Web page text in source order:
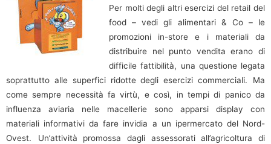
Per molti degli altri esercizi del retail del
food – vedi gli alimentari & Co – le
promozioni in-store e i materiali da
distribuire nel punto vendita erano di
difficile fattibilità, una questione legata
soprattutto alle superfici ridotte degli esercizi commerciali.
Ma
come sempre necessità fa virtù, e così, in tempi di panico da
influenza aviaria nelle macellerie sono apparsi display con
materiali informativi da fare invidia a un ipermercato del Nord-
Ovest.
Un’attività promossa dagli assessorati all’agricoltura di